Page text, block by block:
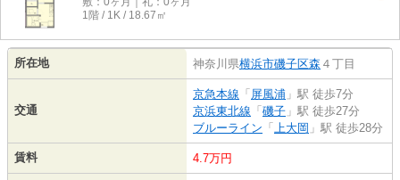
1階 / 1K / 18.67㎡
所在地 神奈川県横浜市磯子区森 ４丁目
交通
京急本線 「 屏風浦 」駅 徒歩7分
京浜東北線 「 磯子 」駅 徒歩27分
ブルーライン 「 上大岡 」駅 徒歩28分
賃料 4.7万円